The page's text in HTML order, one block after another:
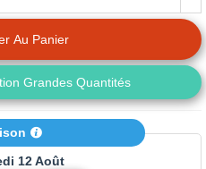
Au Panier
Grandes Quantités
12 Août